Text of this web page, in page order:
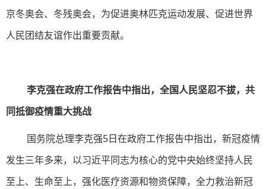
京冬奥会、冬残奥会，为促进奥林匹克运动发展、促进世界
人民团结友谊作出重要贡献。
李克强在政府工作报告中指出，全国人民坚忍不拔，共
同抵御疫情重大挑战
国务院总理李克强5日在政府工作报告中指出，新冠疫情
发生三年多来，以习近平同志为核心的党中央始终坚持人民
至上、生命至上，强化医疗资源和物资保障，全力救治新冠